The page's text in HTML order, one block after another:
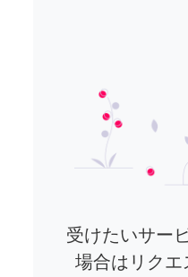
受けたいサー
場合はリクエ